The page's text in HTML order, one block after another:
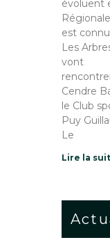
évoluent
est
Les
vont
Cendre
le Club
Puy
Le
Lire la